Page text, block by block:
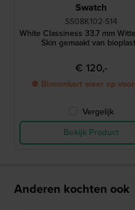
Swatch
SS08K102-S14
White Classiness 33.7 mm
Skin gemaakt van
€ 120,-
● Binnenkort weer op
Vergelijk
Bekijk Product
Anderen kochten ook